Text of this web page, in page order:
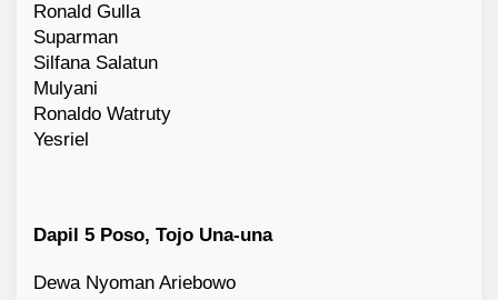
Ronald Gulla
Suparman
Silfana Salatun
Mulyani
Ronaldo Watruty
Yesriel
Dapil 5 Poso, Tojo Una-una
Dewa Nyoman Ariebowo